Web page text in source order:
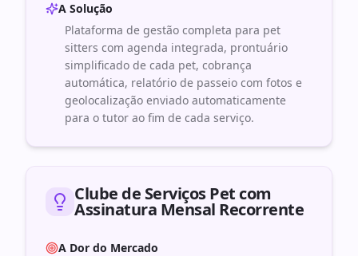
A Solução
Plataforma de gestão completa para pet
sitters com agenda integrada, prontuário
simplificado de cada pet, cobrança
automática, relatório de passeio com fotos e
geolocalização enviado automaticamente
para o tutor ao fim de cada serviço.
Clube de Serviços Pet com
Assinatura Mensal Recorrente
A Dor do Mercado